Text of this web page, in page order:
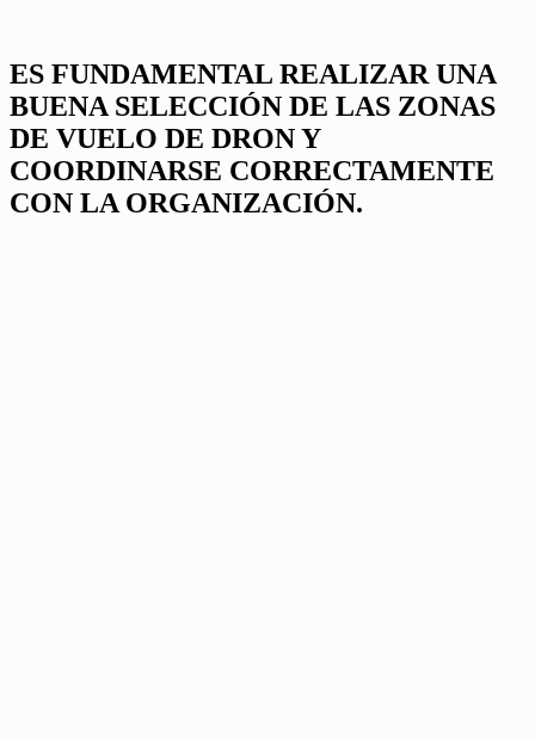
ES FUNDAMENTAL REALIZAR UNA
BUENA SELECCIÓN DE LAS ZONAS
DE VUELO DE DRON Y
COORDINARSE CORRECTAMENTE
CON LA ORGANIZACIÓN.